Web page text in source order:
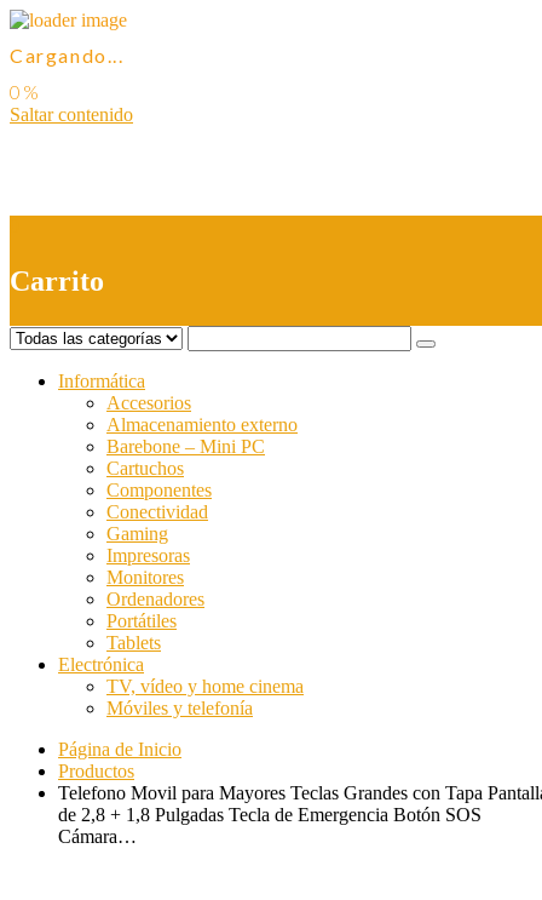
Cargando...
Saltar contenido
Carrito
Informática
Accesorios
Almacenamiento externo
Barebone – Mini PC
Cartuchos
Componentes
Conectividad
Gaming
Impresoras
Monitores
Ordenadores
Portátiles
Tablets
Electrónica
TV, vídeo y home cinema
Móviles y telefonía
Página de Inicio
Productos
Telefono Movil para Mayores Teclas Grandes con Tapa
de 2,8 + 1,8 Pulgadas Tecla de Emergencia Botón SOS
Cámara…